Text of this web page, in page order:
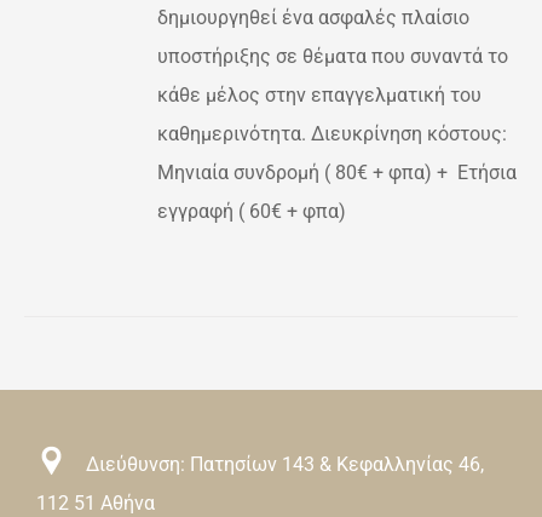
δημιουργηθεί ένα ασφαλές πλαίσιο
υποστήριξης σε θέματα που συναντά το
κάθε μέλος στην επαγγελματική του
καθημερινότητα. Διευκρίνηση κόστους:
Μηνιαία συνδρομή ( 80€ + φπα) + Ετήσια
εγγραφή ( 60€ + φπα)
Διεύθυνση: Πατησίων 143 & Κεφαλληνίας 46,
112 51 Αθήνα